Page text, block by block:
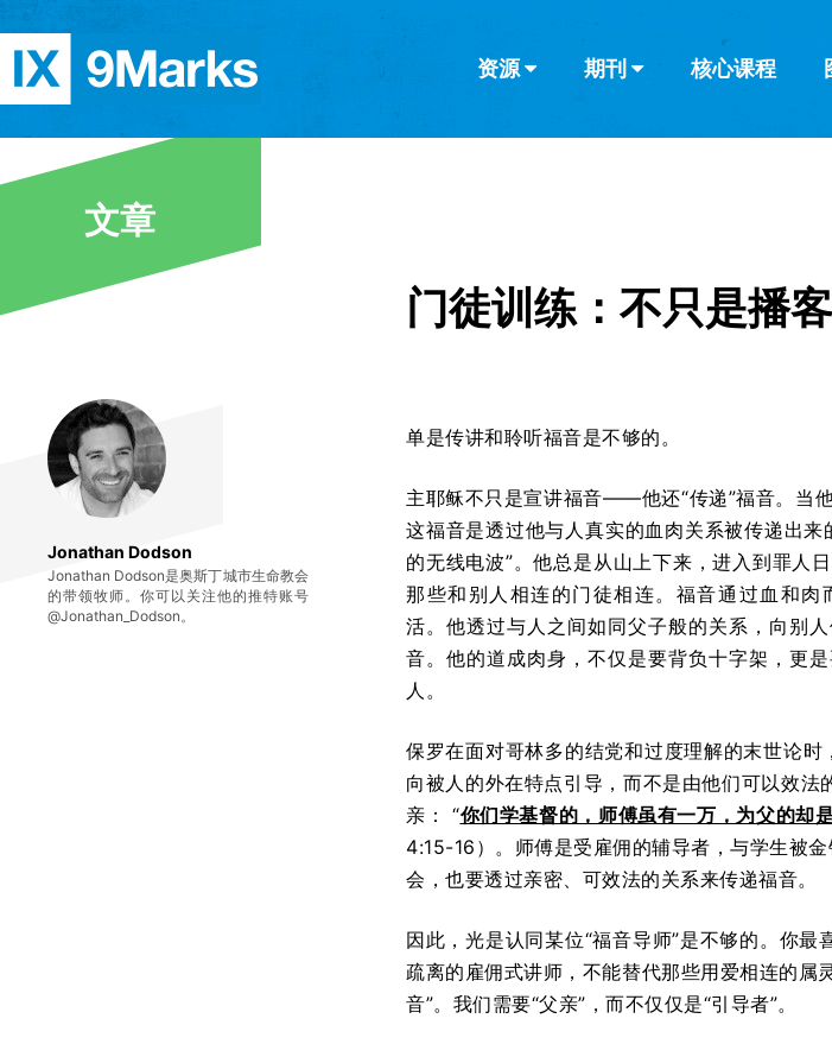
资源 期刊 核心课程
查看全
查看全
简体中文
文章
Jonathan Dodson
Jonathan Dodson是奥斯丁城市生命教会
的带领牧师。你可以关注他的推特账号
@Jonathan_Dodson。
门徒训练：不只是播
单是传讲和聆听福音是不够的。
主耶稣不只是宣讲福音——他还“传递”福音。当
这福音是透过他与人真实的血肉关系被传递出来
的无线电波”。他总是从山上下来，进入到罪人
那些和别人相连的门徒相连。福音通过血和肉
活。他透过与人之间如同父子般的关系，向别
音。他的道成肉身，不仅是要背负十字架，更
人。
保罗在面对哥林多的结党和过度理解的末世论
向被人的外在特点引导，而不是由他们可以效法
亲： “你们学基督的，师傅虽有一万，为父的却
4:15-16）。师傅是受雇佣的辅导者，与学生被
会，也要透过亲密、可效法的关系来传递福音。
因此，光是认同某位“福音导师”是不够的。你
疏离的雇佣式讲师，不能替代那些用爱相连的属
音”。我们需要“父亲”，而不仅仅是“引导者”。